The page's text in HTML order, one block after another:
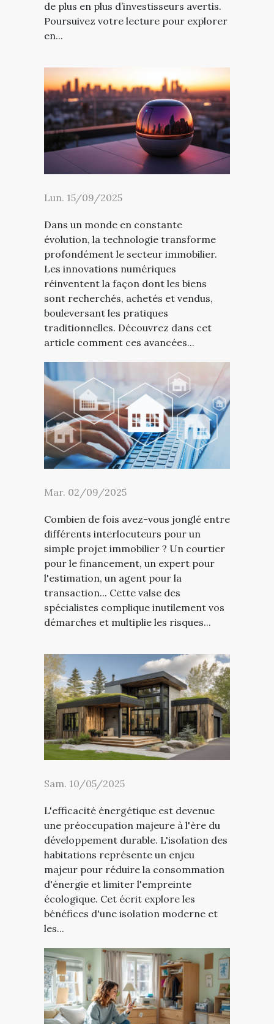
de plus en plus d’investisseurs avertis.
Poursuivez votre lecture pour explorer
en...
Lun. 15/09/2025
Dans un monde en constante
évolution, la technologie transforme
profondément le secteur immobilier.
Les innovations numériques
réinventent la façon dont les biens
sont recherchés, achetés et vendus,
bouleversant les pratiques
traditionnelles. Découvrez dans cet
article comment ces avancées...
Mar. 02/09/2025
Combien de fois avez-vous jonglé entre
différents interlocuteurs pour un
simple projet immobilier ? Un courtier
pour le financement, un expert pour
l'estimation, un agent pour la
transaction... Cette valse des
spécialistes complique inutilement vos
démarches et multiplie les risques...
Sam. 10/05/2025
L'efficacité énergétique est devenue
une préoccupation majeure à l'ère du
développement durable. L'isolation des
habitations représente un enjeu
majeur pour réduire la consommation
d'énergie et limiter l'empreinte
écologique. Cet écrit explore les
bénéfices d'une isolation moderne et
les...